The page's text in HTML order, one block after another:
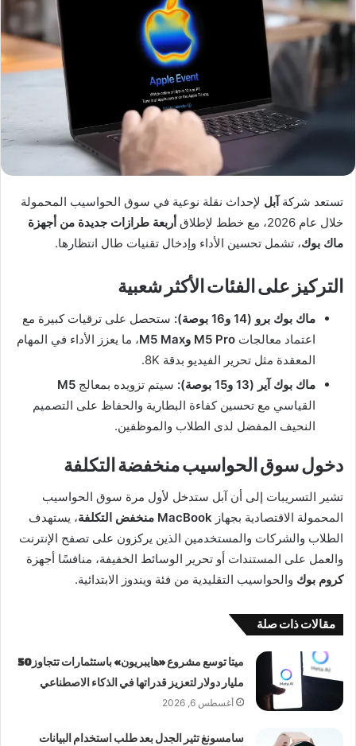
تستعد شركة آبل لإحداث نقلة نوعية في سوق الحواسيب المحمولة
خلال عام 2026، مع خطط لإطلاق
أربعة طرازات جديدة من أجهزة
ماك بوك، تشمل تحسين الأداء وإدخال تقنيات طال انتظارها.
التركيز على الفئات الأكثر شعبية
ماك بوك برو (14 و16 بوصة):
ستحصل على ترقيات كبيرة مع
اعتماد معالجات M5 Pro وM5 Max
، ما يعزز الأداء في المهام
المعقدة مثل تحرير الفيديو بدقة 8K.
ماك بوك آير (13 و15 بوصة):
سيتم تزويده بمعالج M5
القياسي مع تحسين كفاءة البطارية والحفاظ على التصميم
النحيف المفضل لدى الطلاب والموظفين.
دخول سوق الحواسيب منخفضة التكلفة
تشير التسريبات إلى أن آبل ستدخل لأول مرة سوق الحواسيب
المحمولة الاقتصادية بجهاز MacBook منخفض التكلفة
، يستهدف
الطلاب والشركات والمستخدمين الذين يركزون على تصفح الإنترنت
والعمل على المستندات أو تحرير الوسائط الخفيفة، منافسًا أجهزة
كروم بوك والحواسيب التقليدية من فئة ويندوز الابتدائية.
مقالات ذات صلة
ميتا توسع مشروع «هايبريون» باستثمارات تتجاوز 50
مليار دولار لتعزيز قدراتها في الذكاء الاصطناعي
أغسطس 6, 2026
سامسونغ تثير الجدل بعد طلب استخدام البيانات